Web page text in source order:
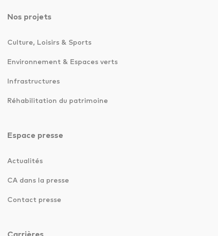
Nos projets
Culture, Loisirs & Sports
Environnement & Espaces verts
Infrastructures
Réhabilitation du patrimoine
Espace presse
Actualités
CA dans la presse
Contact presse